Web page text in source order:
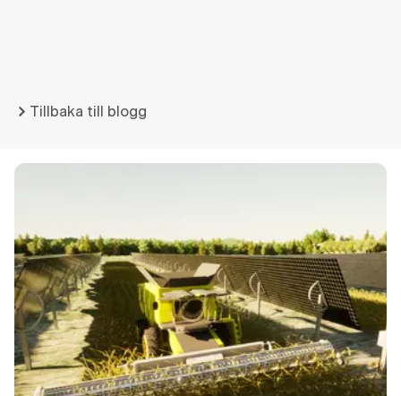
Tillbaka till blogg